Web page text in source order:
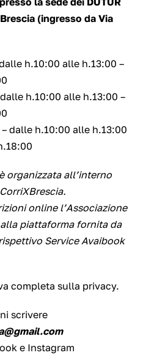
(ingresso da Via
h.10:00 alle h.13:00 –
h.10:00 alle h.13:00 –
dalle h.10:00 alle h.13:00
organizzata all’interno
online l’Associazione
piattaforma fornita da
Service Avaibook
completa sulla privacy.
scrivere
e Instagram